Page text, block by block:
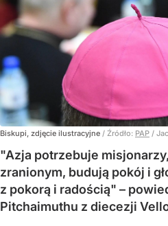
Biskupi, zdjęcie ilustracyjne / Źródło: PAP /
"Azja potrzebuje
zranionym, budują pokój i
z pokorą i radością" –
Pitchaimuthu z diecezji